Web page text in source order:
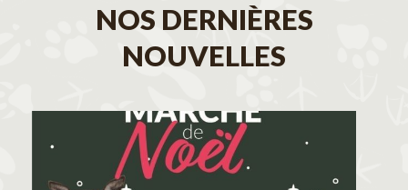
NOS DERNIÈRES
NOUVELLES